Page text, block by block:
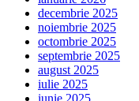
decembrie 2025
noiembrie 2025
octombrie 2025
septembrie 2025
august 2025
iulie 2025
iunie 2025